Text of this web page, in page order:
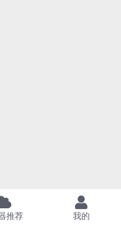
推荐 我的